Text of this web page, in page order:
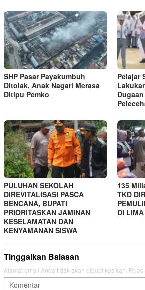
SHP Pasar Payakumbuh
Ditolak, Anak Nagari Merasa
Ditipu Pemko
Pelajar
PULUHAN SEKOLAH
DIREVITALISASI PASCA
BENCANA, BUPATI
PRIORITASKAN JAMINAN
KESELAMATAN DAN
KENYAMANAN SISWA
135
TKD
DI
Tinggalkan Balasan
Alamat email Anda tidak akan dipublikasikan.